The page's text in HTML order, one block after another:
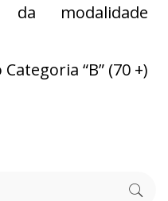
modalidade
“B” (70 +)